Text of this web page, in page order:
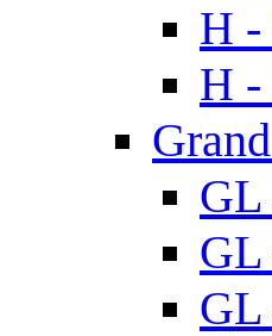
H -
H -
GL
GL